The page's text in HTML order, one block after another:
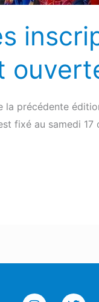
la précédente
fixé au samedi
I T